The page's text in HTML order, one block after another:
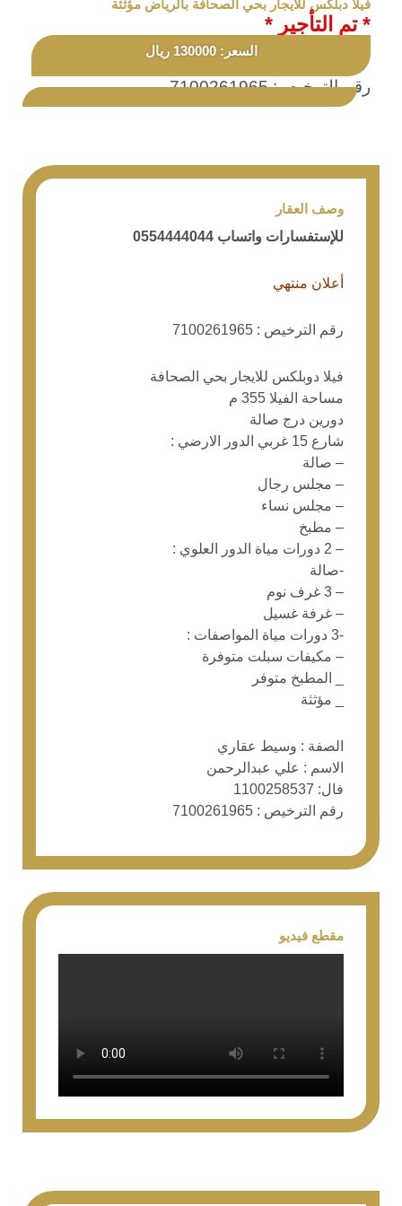
فيلا دبلكس للايجار بحي الصحافة بالرياض مؤثثة
* تم التأجير *
السعر: 130000 ريال
رقم الترخيص: 7100261965
وصف العقار
للإستفسارات واتساب 0554444044
أعلان منتهي
رقم الترخيص : 7100261965
فيلا دوبلكس للايجار بحي الصحافة
مساحة الفيلا 355 م
دورين درج صالة
شارع 15 غربي الدور الارضي :
– صالة
– مجلس رجال
– مجلس نساء
– مطبخ
– 2 دورات مياة الدور العلوي :
-صالة
– 3 غرف نوم
– غرفة غسيل
-3 دورات مياة المواصفات :
– مكيفات سبلت متوفرة
_ المطبخ متوفر
_ مؤثثة
الصفة : وسيط عقاري
الاسم : علي عبدالرحمن
فال: 1100258537
رقم الترخيص : 7100261965
مقطع فيديو